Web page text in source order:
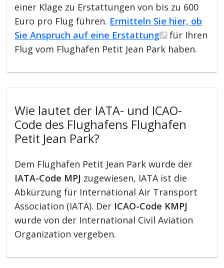
einer Klage zu Erstattungen von bis zu 600
Euro pro Flug führen. Ermitteln Sie hier, ob
Sie Anspruch auf eine Erstattung
für Ihren
Flug vom Flughafen Petit Jean Park haben.
Wie lautet der IATA- und ICAO-
Code des Flughafens Flughafen
Petit Jean Park?
Dem Flughafen Petit Jean Park wurde der
IATA-Code MPJ zugewiesen, IATA ist die
Abkürzung für International Air Transport
Association (IATA). Der ICAO-Code KMPJ
wurde von der International Civil Aviation
Organization vergeben.